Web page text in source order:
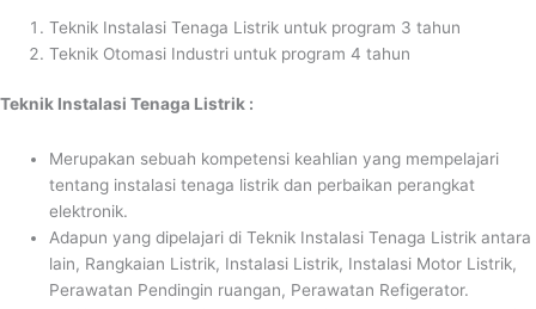
Teknik Instalasi Tenaga Listrik untuk program 3 tahun
Teknik Otomasi Industri untuk program 4 tahun
Teknik Instalasi Tenaga Listrik :
Merupakan sebuah kompetensi keahlian yang mempelajari
tentang instalasi tenaga listrik dan perbaikan perangkat
elektronik.
Adapun yang dipelajari di Teknik Instalasi Tenaga Listrik antara
lain, Rangkaian Listrik, Instalasi Listrik, Instalasi Motor Listrik,
Perawatan Pendingin ruangan, Perawatan Refigerator.